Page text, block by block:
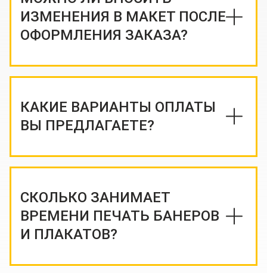
ИЗМЕНЕНИЯ В МАКЕТ ПОСЛЕ
ОФОРМЛЕНИЯ ЗАКАЗА?
КАКИЕ ВАРИАНТЫ ОПЛАТЫ
ВЫ ПРЕДЛАГАЕТЕ?
СКОЛЬКО ЗАНИМАЕТ
ВРЕМЕНИ ПЕЧАТЬ БАНЕРОВ
И ПЛАКАТОВ?